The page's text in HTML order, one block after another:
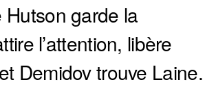
Hutson garde la
l’attention, libère
Demidov trouve Laine.